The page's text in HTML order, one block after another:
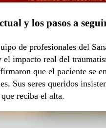
y los pasos a
de profesionales del
el impacto real del
que el paciente se
Sus seres queridos
reciba el alta.